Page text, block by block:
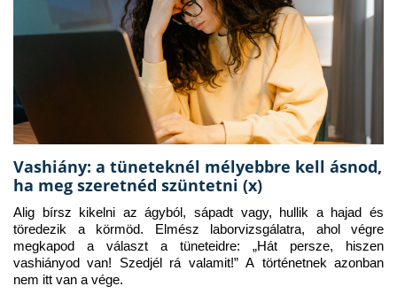
Vashiány: a tüneteknél mélyebbre kell ásnod,
ha meg szeretnéd szüntetni (x)
Alig bírsz kikelni az ágyból, sápadt vagy, hullik a hajad és
töredezik a körmöd. Elmész laborvizsgálatra, ahol végre
megkapod a választ a tüneteidre: „Hát persze, hiszen
vashiányod van! Szedjél rá valamit!” A történetnek azonban
nem itt van a vége.